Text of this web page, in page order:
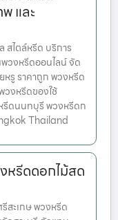
และ
ไตล์หรีด บริการ
วงหรีดออนไลน์ จัด
รู ราคาถูก พวงหรีด
งหรีดของใช้
รีดนนทบุรี พวงหรีดก
Thailand
หรีดดอกไม้สด
สะเกษ พวงหรีด